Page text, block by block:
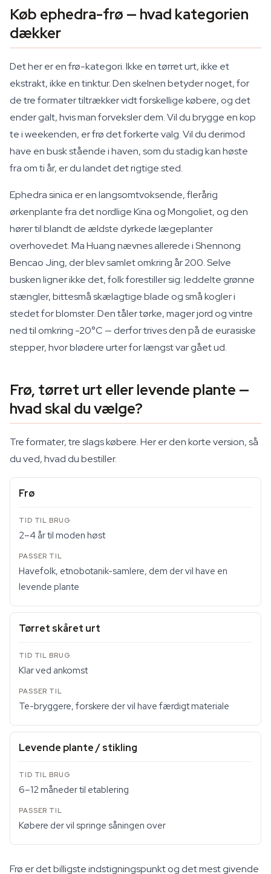
Køb ephedra-frø — hvad kategorien
dækker
Det her er en frø-kategori. Ikke en tørret urt, ikke et
ekstrakt, ikke en tinktur. Den skelnen betyder noget, for
de tre formater tiltrækker vidt forskellige købere, og det
ender galt, hvis man forveksler dem. Vil du brygge en kop
te i weekenden, er frø det forkerte valg. Vil du derimod
have en busk stående i haven, som du stadig kan høste
fra om ti år, er du landet det rigtige sted.
Ephedra sinica er en langsomtvoksende, flerårig
ørkenplante fra det nordlige Kina og Mongoliet, og den
hører til blandt de ældste dyrkede lægeplanter
overhovedet. Ma Huang nævnes allerede iShennong
Bencao Jing, der blev samlet omkring år 200. Selve
busken ligner ikke det, folk forestiller sig: leddelte grønne
stængler, bittesmå skælagtige blade og små kogler i
stedet for blomster. Den tåler tørke, mager jord og vintre
ned til omkring -20°C — derfor trives den på de eurasiske
stepper, hvor blødere urter for længst var gået ud.
Frø, tørret urt eller levende plante —
hvad skal du vælge?
Tre formater, tre slags købere. Her er den korte version, så
du ved, hvad du bestiller.
Frø
2–4 år til moden høst
Havefolk, etnobotanik-samlere, dem der vil have en
levende plante
Tørret skåret urt
Klar ved ankomst
Te-bryggere, forskere der vil have færdigt materiale
Levende plante / stikling
6–12 måneder til etablering
Købere der vil springe såningen over
Frø er det billigste indstigningspunkt og det mest givende